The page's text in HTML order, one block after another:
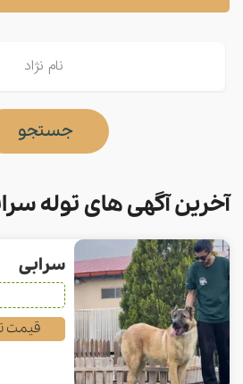
جستجو
آخرین آگهی های توله
سرابی
قیمت تماس